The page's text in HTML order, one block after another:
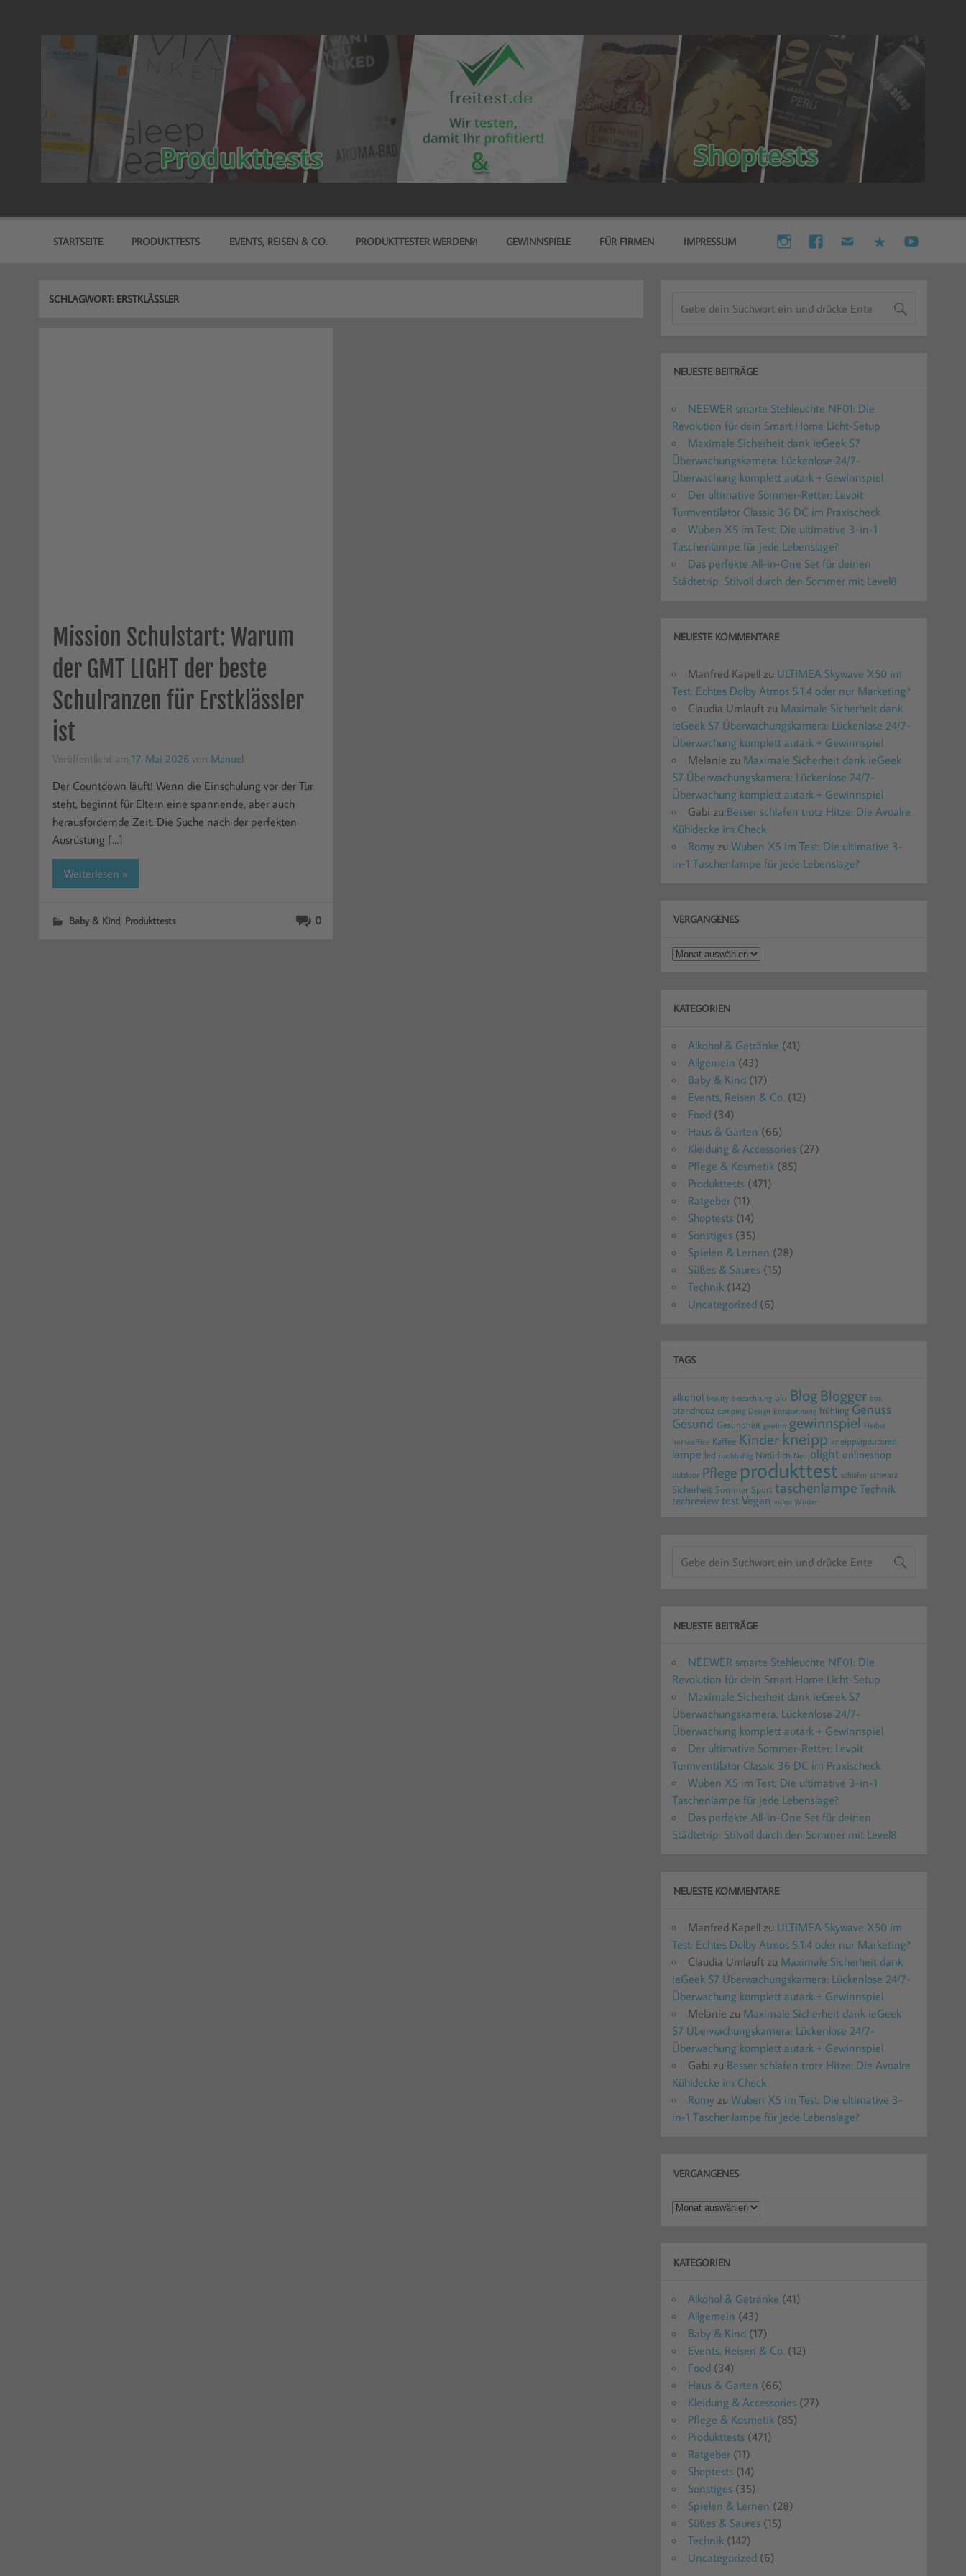
STARTSEITE PRODUKTTESTS EVENTS, REISEN & CO. PRODUKTTESTER WERDEN?! GEWINNSPIELE FÜR FIRMEN IMPRESSUM
SCHLAGWORT: ERSTKLÄSSLER
Mission Schulstart: Warum
der GMT LIGHT der beste
Schulranzen für Erstklässler
ist
Veröffentlicht am 17. Mai 2026von Manuel
Der Countdown läuft! Wenn die Einschulung vor der Tür
steht, beginnt für Eltern eine spannende, aber auch
herausfordernde Zeit. Die Suche nach der perfekten
Ausrüstung […]
Weiterlesen »
0
Baby & Kind, Produkttests
NEUESTE BEITRÄGE
NEEWER smarte Stehleuchte NF01: Die
Revolution für dein Smart Home Licht-Setup
Maximale Sicherheit dank ieGeek S7
Überwachungskamera: Lückenlose 24/7-
Überwachung komplett autark + Gewinnspiel
Der ultimative Sommer-Retter: Levoit
Turmventilator Classic 36 DC im Praxischeck
Wuben X5 im Test: Die ultimative 3-in-1
Taschenlampe für jede Lebenslage?
Das perfekte All-in-One Set für deinen
Städtetrip: Stilvoll durch den Sommer mit Level8
NEUESTE KOMMENTARE
Manfred Kapell zu ULTIMEA Skywave X50 im
Test: Echtes Dolby Atmos 5.1.4 oder nur Marketing?
Claudia Umlauft zu Maximale Sicherheit dank
ieGeek S7 Überwachungskamera: Lückenlose 24/7-
Überwachung komplett autark + Gewinnspiel
Melanie zu Maximale Sicherheit dank ieGeek
S7 Überwachungskamera: Lückenlose 24/7-
Überwachung komplett autark + Gewinnspiel
Gabi zu Besser schlafen trotz Hitze: Die Avoalre
Kühldecke im Check
Romy zuWuben X5 im Test: Die ultimative 3-
in-1 Taschenlampe für jede Lebenslage?
VERGANGENES
Vergangenes
KATEGORIEN
Alkohol & Getränke (41)
Allgemein (43)
Baby & Kind (17)
Events, Reisen & Co. (12)
Food (34)
Haus & Garten (66)
Kleidung & Accessories (27)
Pflege & Kosmetik (85)
Produkttests (471)
Ratgeber (11)
Shoptests (14)
Sonstiges (35)
Spielen & Lernen (28)
Süßes & Saures (15)
Technik (142)
Uncategorized (6)
TAGS
alkohol beauty beleuchtung bio BlogBlogger box
brandnooz camping Design Entspannung frühling Genuss
Gesund Gesundheit gewinn gewinnspiel Herbst
homeoffice Kaffee Kinderkneipp kneippvipautoren
lampe led nachhaltig Natürlich Neu olight onlineshop
outdoor Pflege produkttest schlafen schwarz
Sicherheit Sommer Sport taschenlampe Technik
techreview test Vegan video Winter
NEUESTE BEITRÄGE
NEEWER smarte Stehleuchte NF01: Die
Revolution für dein Smart Home Licht-Setup
Maximale Sicherheit dank ieGeek S7
Überwachungskamera: Lückenlose 24/7-
Überwachung komplett autark + Gewinnspiel
Der ultimative Sommer-Retter: Levoit
Turmventilator Classic 36 DC im Praxischeck
Wuben X5 im Test: Die ultimative 3-in-1
Taschenlampe für jede Lebenslage?
Das perfekte All-in-One Set für deinen
Städtetrip: Stilvoll durch den Sommer mit Level8
NEUESTE KOMMENTARE
Manfred Kapell zu ULTIMEA Skywave X50 im
Test: Echtes Dolby Atmos 5.1.4 oder nur Marketing?
Claudia Umlauft zu Maximale Sicherheit dank
ieGeek S7 Überwachungskamera: Lückenlose 24/7-
Überwachung komplett autark + Gewinnspiel
Melanie zu Maximale Sicherheit dank ieGeek
S7 Überwachungskamera: Lückenlose 24/7-
Überwachung komplett autark + Gewinnspiel
Gabi zu Besser schlafen trotz Hitze: Die Avoalre
Kühldecke im Check
Romy zuWuben X5 im Test: Die ultimative 3-
in-1 Taschenlampe für jede Lebenslage?
VERGANGENES
Vergangenes
KATEGORIEN
Alkohol & Getränke (41)
Allgemein (43)
Baby & Kind (17)
Events, Reisen & Co. (12)
Food (34)
Haus & Garten (66)
Kleidung & Accessories (27)
Pflege & Kosmetik (85)
Produkttests (471)
Ratgeber (11)
Shoptests (14)
Sonstiges (35)
Spielen & Lernen (28)
Süßes & Saures (15)
Technik (142)
Uncategorized (6)